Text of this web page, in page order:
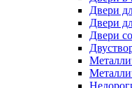
Двери
Двери
Двери